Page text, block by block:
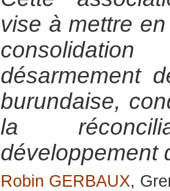
vise à mettre
désarmement
burundaise,
la
développement
Robin GERBAUX,